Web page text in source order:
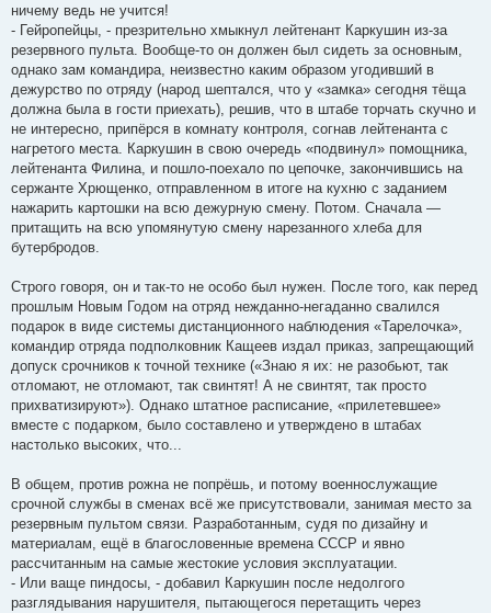
ничему ведь не учится!
- Гейропейцы, - презрительно хмыкнул лейтенант Каркушин из-за
резервного пульта. Вообще-то он должен был сидеть за основным,
однако зам командира, неизвестно каким образом угодивший в
дежурство по отряду (народ шептался, что у «замка» сегодня тёща
должна была в гости приехать), решив, что в штабе торчать скучно и
не интересно, припёрся в комнату контроля, согнав лейтенанта с
нагретого места. Каркушин в свою очередь «подвинул» помощника,
лейтенанта Филина, и пошло-поехало по цепочке, закончившись на
сержанте Хрющенко, отправленном в итоге на кухню с заданием
нажарить картошки на всю дежурную смену. Потом. Сначала —
притащить на всю упомянутую смену нарезанного хлеба для
бутербродов.
Строго говоря, он и так-то не особо был нужен. После того, как перед
прошлым Новым Годом на отряд нежданно-негаданно свалился
подарок в виде системы дистанционного наблюдения «Тарелочка»,
командир отряда подполковник Кащеев издал приказ, запрещающий
допуск срочников к точной технике («Знаю я их: не разобьют, так
отломают, не отломают, так свинтят! А не свинтят, так просто
прихватизируют»). Однако штатное расписание, «прилетевшее»
вместе с подарком, было составлено и утверждено в штабах
настолько высоких, что...
В общем, против рожна не попрёшь, и потому военнослужащие
срочной службы в сменах всё же присутствовали, занимая место за
резервным пультом связи. Разработанным, судя по дизайну и
материалам, ещё в благословенные времена СССР и явно
рассчитанным на самые жестокие условия эксплуатации.
- Или ваще пиндосы, - добавил Каркушин после недолгого
разглядывания нарушителя, пытающегося перетащить через